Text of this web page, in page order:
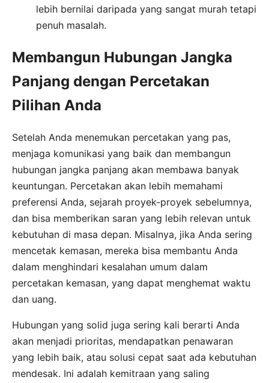
lebih bernilai daripada yang sangat murah tetapi
penuh masalah.
Membangun Hubungan Jangka
Panjang dengan Percetakan
Pilihan Anda
Setelah Anda menemukan percetakan yang pas,
menjaga komunikasi yang baik dan membangun
hubungan jangka panjang akan membawa banyak
keuntungan. Percetakan akan lebih memahami
preferensi Anda, sejarah proyek-proyek sebelumnya,
dan bisa memberikan saran yang lebih relevan untuk
kebutuhan di masa depan. Misalnya, jika Anda sering
mencetak kemasan, mereka bisa membantu Anda
dalam menghindari kesalahan umum dalam
percetakan kemasan, yang dapat menghemat waktu
dan uang.
Hubungan yang solid juga sering kali berarti Anda
akan menjadi prioritas, mendapatkan penawaran
yang lebih baik, atau solusi cepat saat ada kebutuhan
mendesak. Ini adalah kemitraan yang saling